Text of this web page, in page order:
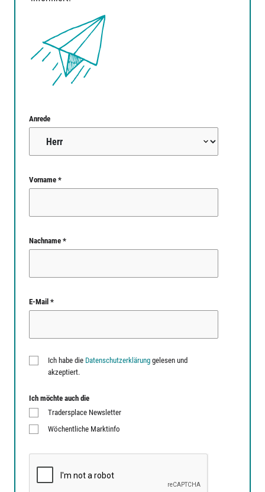
Anrede
Vorname *
Nachname *
E-Mail *
Ich habe die Datenschutzerklärung gelesen und
akzeptiert.
Ich möchte auch die
Tradersplace Newsletter
Wöchentliche Marktinfo